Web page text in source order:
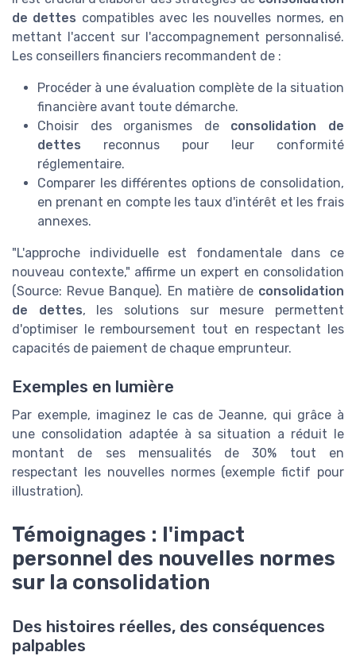
de dettes compatibles avec les nouvelles normes, en
mettant l'accent sur l'accompagnement personnalisé.
Les conseillers financiers recommandent de :
Procéder à une évaluation complète de la situation
financière avant toute démarche.
Choisir des organismes de consolidation de
dettes reconnus pour leur conformité
réglementaire.
Comparer les différentes options de consolidation,
en prenant en compte les taux d'intérêt et les frais
annexes.
"L'approche individuelle est fondamentale dans ce
nouveau contexte," affirme un expert en consolidation
(Source: Revue Banque). En matière de consolidation
de dettes, les solutions sur mesure permettent
d'optimiser le remboursement tout en respectant les
capacités de paiement de chaque emprunteur.
Exemples en lumière
Par exemple, imaginez le cas de Jeanne, qui grâce à
une consolidation adaptée à sa situation a réduit le
montant de ses mensualités de 30% tout en
respectant les nouvelles normes (exemple fictif pour
illustration).
Témoignages : l'impact
personnel des nouvelles normes
sur la consolidation
Des histoires réelles, des conséquences
palpables